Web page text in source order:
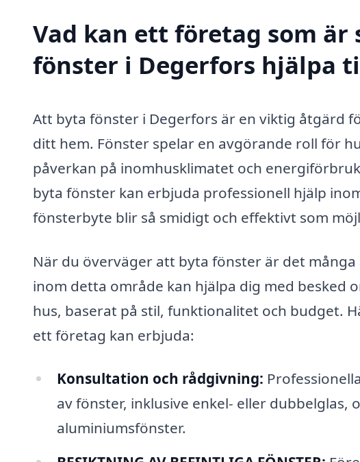
Vad kan ett företag som är
fönster i Degerfors hjälpa
Att byta fönster i Degerfors är en viktig åtgärd
ditt hem. Fönster spelar en avgörande roll för
påverkan på inomhusklimatet och
byta fönster kan erbjuda professionell hjälp
fönsterbyte blir så smidigt och effektivt som
När du överväger att byta fönster är det
inom detta område kan hjälpa dig med besked
hus, baserat på stil, funktionalitet och budget.
ett företag kan erbjuda:
Konsultation och rådgivning:
av fönster, inklusive enkel- eller dubbelglas,
aluminiumsfönster.